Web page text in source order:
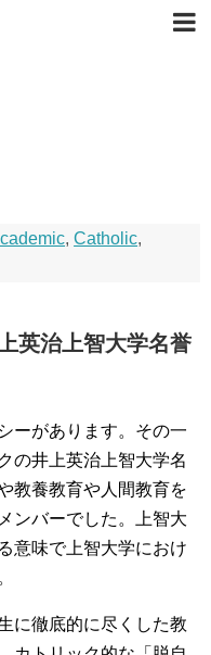
,Catholic,
英治上智大学名誉
ーがあります。その一
の井上英治上智大学名
教養教育や人間教育を
ンバーでした。上智大
意味で上智大学におけ
に徹底的に尽くした教